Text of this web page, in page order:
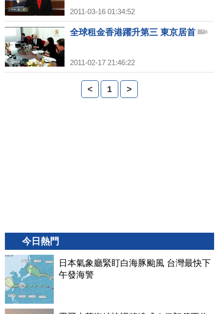
2011-03-16 01:34:52
全球租金香港躍升第三 東京居首
2011-02-17 21:46:22
< 1 >
今日熱門
日本氣象廳緊盯白海豚颱風 台灣最快下
午發海警